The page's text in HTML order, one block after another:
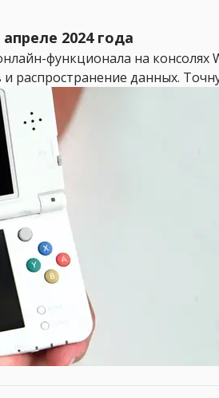
2024 года
функционала на консолях
распространение данных.